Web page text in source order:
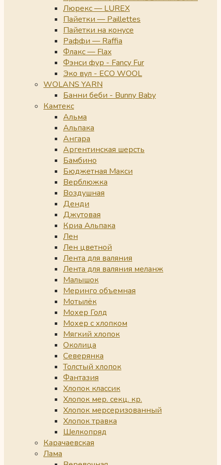
Люрекс — LUREX
Пайетки — Paillettes
Пайетки на конусе
Раффи — Raffia
Флакс — Flax
Фэнси фур - Fancy Fur
Эко вул - ECO WOOL
WOLANS YARN
Банни беби - Bunny Baby
Камтекс
Альма
Альпака
Ангара
Аргентинская шерсть
Бамбино
Бюджетная Макси
Верблюжка
Воздушная
Денди
Джутовая
Криа Альпака
Лен
Лен цветной
Лента для валяния
Лента для валяния меланж
Малышок
Меринго объемная
Мотылёк
Мохер Голд
Мохер с хлопком
Мягкий хлопок
Околица
Северянка
Толстый хлопок
Фантазия
Хлопок классик
Хлопок мер. секц. кр.
Хлопок мерсеризованный
Хлопок травка
Шелкопряд
Карачаевская
Лама